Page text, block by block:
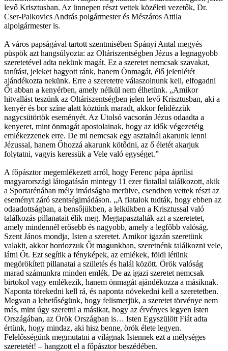
levő Krisztusban. Az ünnepen részt vettek közéleti vezetők, Dr.
Cser-Palkovics András polgármester és Mészáros Attila
alpolgármester is.
A város papságával tartott szentmisében Spányi Antal megyés
püspök azt hangsúlyozta: az Oltáriszentségben Jézus a legnagyobb
szeretetével adta nekünk magát. Ez a szeretet nemcsak szavakat,
tanítást, jeleket hagyott ránk, hanem Önmagát, élő jelenlétét
ajándékozta nekünk. Erre a szeretetre válaszolnunk kell, elfogadni
Őt abban a kenyérben, amely nélkül nem élhetünk. „Amikor
hitvallást teszünk az Oltáriszentségben jelen levő Krisztusban, aki a
kenyér és bor színe alatt köztünk maradt, akkor felidézzük
nagycsütörtök eseményét. Az Utolsó vacsorán Jézus odaadta a
kenyeret, mint önmagát apostolainak, hogy az idők végezetéig
emlékezzenek erre. De mi nemcsak egy asztalnál akarunk lenni
Jézussal, hanem Őhozzá akarunk kötődni, az ő életét akarjuk
folytatni, vagyis keressük a Vele való egységet.”
A főpásztor megemlékezett arról, hogy Ferenc pápa áprilisi
magyarországi látogatásán mintegy 11 ezer fiatallal találkozott, akik
a Sportarénában mély imádságba merülve, csendben vettek részt az
eseményt záró szentségimádáson. „A fiatalok tudták, hogy ebben az
odaadottságban, a bensőjükben, a lelkükben a Krisztussal való
találkozás pillanatait élik meg. Megtapasztalták azt a szeretetet,
amely mindennél erősebb és nagyobb, amely a legfőbb valóság.
Szent János mondja, Isten a szeretet. Amikor igazán szeretünk
valakit, akkor hordozzuk Őt magunkban, szeretnénk találkozni vele,
látni Őt. Ezt segítik a fényképek, az emlékek, földi létünk
megörökített pillanatai a születés és halál között. Örök valóság
marad számunkra minden emlék. De az igazi szeretet nemcsak
birtokol vagy emlékezik, hanem önmagát ajándékozza a másiknak.
Naponta törekedni kell rá, és naponta növekedni kell a szeretetben.
Megvan a lehetőségünk, hogy felismerjük, a szeretet törvénye nem
más, mint úgy szeretni a másikat, hogy az érvényes legyen Isten
Országában, az Örök Országban is… Isten Egyszülött Fiát adta
értünk, hogy mindaz, aki hisz benne, örök élete legyen.
Felelősségünk megmutatni a világnak Istennek ezt a mélységes
szeretetét! – hangzott el a főpásztor beszédében.